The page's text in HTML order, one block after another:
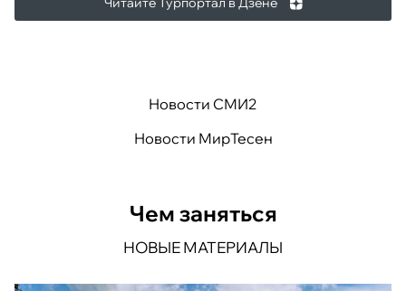
Новости СМИ2
Новости МирТесен
Чем заняться
НОВЫЕ МАТЕРИАЛЫ